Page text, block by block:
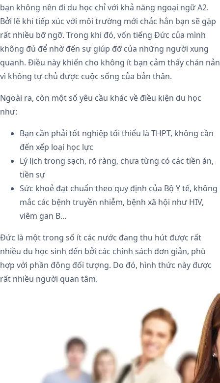
bạn không nên đi du học chỉ với khả năng ngoại ngữ A2.
Bởi lẽ khi tiếp xúc với môi trường mới chắc hẳn bạn sẽ gặp
rất nhiều bỡ ngỡ. Trong khi đó, vốn tiếng Đức của mình
không đủ để nhờ đến sự giúp đỡ của những người xung
quanh. Điều này khiến cho không ít bạn cảm thấy chán nản
vì không tự chủ được cuộc sống của bản thân.
Ngoài ra, còn một số yêu cầu khác về điều kiện du học
như:
Bạn cần phải tốt nghiệp tối thiểu là THPT, không cần
đến xếp loại học lực
Lý lịch trong sạch, rõ ràng, chưa từng có các tiền án,
tiền sự
Sức khoẻ đạt chuẩn theo quy định của Bộ Y tế, không
mắc các bệnh truyền nhiễm, bệnh xã hội như HIV,
viêm gan B…
Đức là một trong số ít các nước đang thu hút được rất
nhiều du học sinh đến bởi các chính sách đơn giản, phù
hợp với phần đông đối tượng. Do đó, hình thức này được
rất nhiều người quan tâm.